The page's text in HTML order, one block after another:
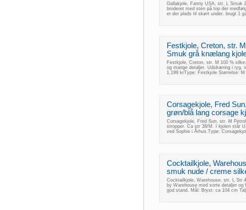
Gallakjole, Fanny USA, str. L Smuk
broderet med sten på top der
er der plads til skørt under. brugt 1
Festkjole, Creton, str.
Smuk grå knælang
Festkjole, Creton, str. M 100 %
og mange detaljer. Udskæring i ryg,
1.199 krType: Festkjole Størrelse:
Corsagekjole, Fred
grøn/blå lang corsage
Corsagekjole, Fred Sun, str. M
stropper. Ca str 38/M. I kjolen står
ved Sophie i Århus.Type:
Cocktailkjole,
smuk nude / creme
Cocktailkjole, Warehouse, str. L Str
by Warehouse med sorte detaljer
god stand. Mål: Bryst: ca 104 cm